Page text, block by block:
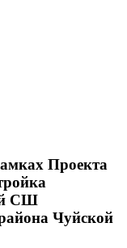
Проекта
СШ
Чуйской